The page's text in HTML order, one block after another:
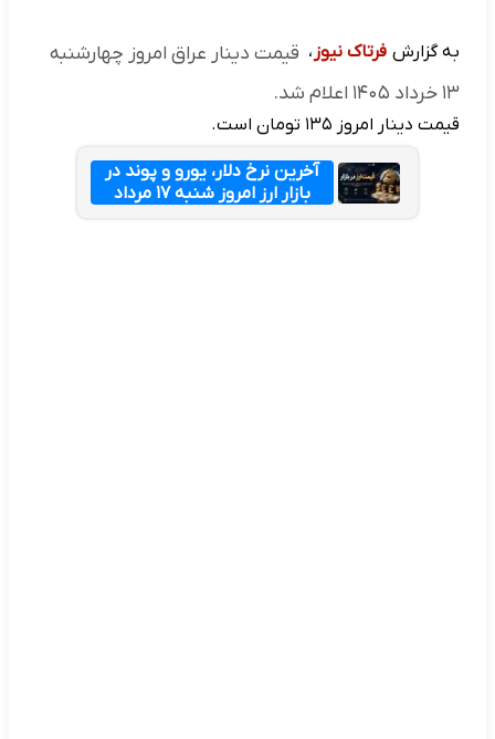
به گزارش فرتاک نیوز ، قیمت دینار عراق امروز چهارشنبه
۱۳ خرداد ۱۴۰۵ اعلام شد.
قیمت دینار امروز ۱۳۵ تومان است.
آخرین نرخ دلار، یورو و پوند در
بازار ارز امروز شنبه ۱۷ مرداد